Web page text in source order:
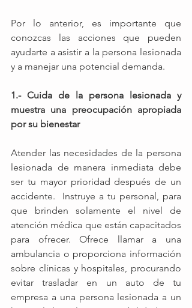
Por lo anterior, es importante que
conozcas las acciones que pueden
ayudarte a asistir a la persona lesionada
y a manejar una potencial demanda.
1.- Cuida de la persona lesionada y
muestra una preocupación apropiada
por su bienestar
Atender las necesidades de la persona
lesionada de manera inmediata debe
ser tu mayor prioridad después de un
accidente.  Instruye a tu personal, para
que brinden solamente el nivel de
atención médica que están capacitados
para ofrecer. Ofrece llamar a una
ambulancia o proporciona información
sobre clínicas y hospitales, procurando
evitar trasladar en un auto de tu
empresa a una persona lesionada a un